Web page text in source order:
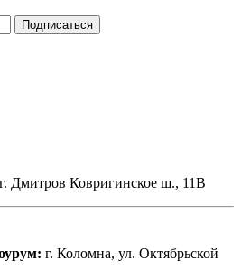
г. Дмитров Ковригинское ш., 11В
г. Коломна, ул. Октябрьской